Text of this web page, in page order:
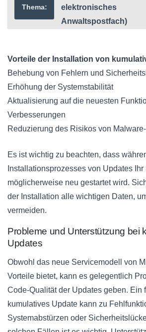
Thema:
elektronisches
Anwaltspostfach)
Vorteile der Installation von
Behebung von Fehlern und
Erhöhung der Systemstabilität
Aktualisierung auf die neuesten
Verbesserungen
Reduzierung des Risikos von
Es ist wichtig zu beachten, dass
Installationsprozesses von Updates Ihr
möglicherweise neu gestartet wird.
der Installation alle wichtigen Daten,
vermeiden.
Probleme und Unterstützung bei
Updates
Obwohl das neue Servicemodell von
Vorteile bietet, kann es gelegentlich
Code-Qualität der Updates geben. Ein
kumulatives Update kann zu
Systemabstürzen oder